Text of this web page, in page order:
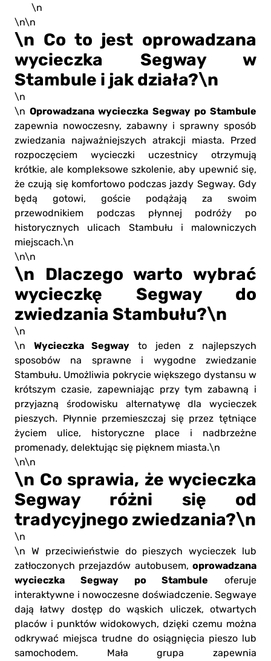
\n
\n\n
\n Co to jest oprowadzana
wycieczka Segway w
Stambule i jak działa?\n
\n
\nOprowadzana wycieczka Segway po Stambule
zapewnia nowoczesny, zabawny i sprawny sposób
zwiedzania najważniejszych atrakcji miasta. Przed
rozpoczęciem wycieczki uczestnicy otrzymują
krótkie, ale kompleksowe szkolenie, aby upewnić się,
że czują się komfortowo podczas jazdy Segway. Gdy
będą gotowi, goście podążają za swoim
przewodnikiem podczas płynnej podróży po
historycznych ulicach Stambułu i malowniczych
miejscach.\n
\n\n
\n Dlaczego warto wybrać
wycieczkę Segway do
zwiedzania Stambułu?\n
\n
\n Wycieczka Segway to jeden z najlepszych
sposobów na sprawne i wygodne zwiedzanie
Stambułu. Umożliwia pokrycie większego dystansu w
krótszym czasie, zapewniając przy tym zabawną i
przyjazną środowisku alternatywę dla wycieczek
pieszych. Płynnie przemieszczaj się przez tętniące
życiem ulice, historyczne place i nadbrzeżne
promenady, delektując się pięknem miasta.\n
\n\n
\n Co sprawia, że wycieczka
Segway różni się od
tradycyjnego zwiedzania?\n
\n
\n W przeciwieństwie do pieszych wycieczek lub
zatłoczonych przejazdów autobusem, oprowadzana
wycieczka Segway po Stambule oferuje
interaktywne i nowoczesne doświadczenie. Segwaye
dają łatwy dostęp do wąskich uliczek, otwartych
placów i punktów widokowych, dzięki czemu można
odkrywać miejsca trudne do osiągnięcia pieszo lub
samochodem. Mała grupa zapewnia